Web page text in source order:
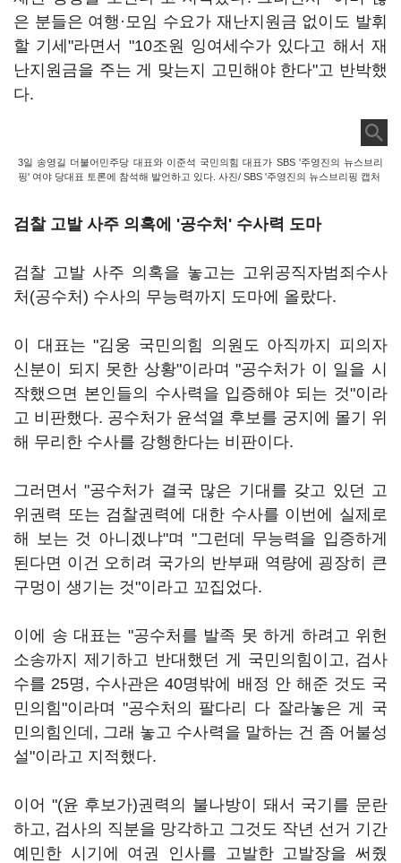
은 분들은 여행·모임 수요가 재난지원금 없이도 발휘
할 기세"라면서 "10조원 잉여세수가 있다고 해서 재
난지원금을 주는 게 맞는지 고민해야 한다"고 반박했
다.
3일 송영길 더불어민주당 대표와 이준석 국민의힘 대표가 SBS '주영진의 뉴스브리
핑' 여야 당대표 토론에 참석해 발언하고 있다. 사진/ SBS '주영진의 뉴스브리핑 캡처
검찰 고발 사주 의혹에 '공수처' 수사력 도마
검찰 고발 사주 의혹을 놓고는 고위공직자범죄수사
처(공수처) 수사의 무능력까지 도마에 올랐다.
이 대표는 "김웅 국민의힘 의원도 아직까지 피의자
신분이 되지 못한 상황"이라며 "공수처가 이 일을 시
작했으면 본인들의 수사력을 입증해야 되는 것"이라
고 비판했다. 공수처가 윤석열 후보를 궁지에 몰기 위
해 무리한 수사를 강행한다는 비판이다.
그러면서 "공수처가 결국 많은 기대를 갖고 있던 고
위권력 또는 검찰권력에 대한 수사를 이번에 실제로
해 보는 것 아니겠냐"며 "그런데 무능력을 입증하게
된다면 이건 오히려 국가의 반부패 역량에 굉장히 큰
구멍이 생기는 것"이라고 꼬집었다.
이에 송 대표는 "공수처를 발족 못 하게 하려고 위헌
소송까지 제기하고 반대했던 게 국민의힘이고, 검사
수를 25명, 수사관은 40명밖에 배정 안 해준 것도 국
민의힘"이라며 "공수처의 팔다리 다 잘라놓은 게 국
민의힘인데, 그래 놓고 수사력을 말하는 건 좀 어불성
설"이라고 지적했다.
이어 "(윤 후보가)권력의 불나방이 돼서 국기를 문란
하고, 검사의 직분을 망각하고 그것도 작년 선거 기간
예민한 시기에 여권 인사를 고발한 고발장을 써줬